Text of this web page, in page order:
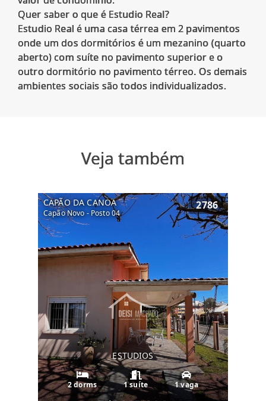
Quer saber o que é Estudio Real?
Estudio Real é uma casa térrea em 2 pavimentos
onde um dos dormitórios é um mezanino (quarto
aberto) com suíte no pavimento superior e o
outro dormitório no pavimento térreo. Os demais
ambientes sociais são todos individualizados.
Veja também
CAPÃO DA CANOA
Capão Novo - Posto 04
2786
ESTUDIOS
2 dorms 1 suíte 1 vaga